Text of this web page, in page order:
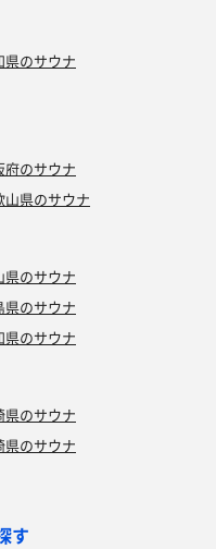
県のサウナ
府のサウナ
山県のサウナ
県のサウナ
県のサウナ
県のサウナ
県のサウナ
県のサウナ
す